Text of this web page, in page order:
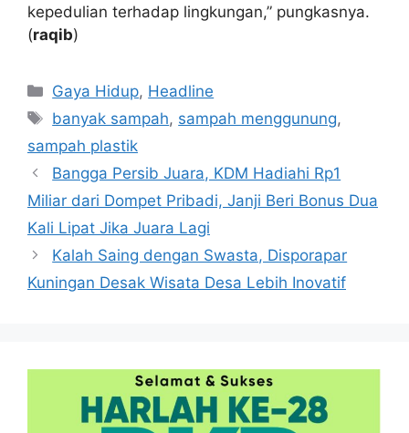
kepedulian terhadap lingkungan,” pungkasnya.
(raqib)
Kategori
Gaya Hidup, Headline
Tag
banyak sampah, sampah menggunung,
sampah plastik
Bangga Persib Juara, KDM Hadiahi Rp1
Miliar dari Dompet Pribadi, Janji Beri Bonus Dua
Kali Lipat Jika Juara Lagi
Kalah Saing dengan Swasta, Disporapar
Kuningan Desak Wisata Desa Lebih Inovatif